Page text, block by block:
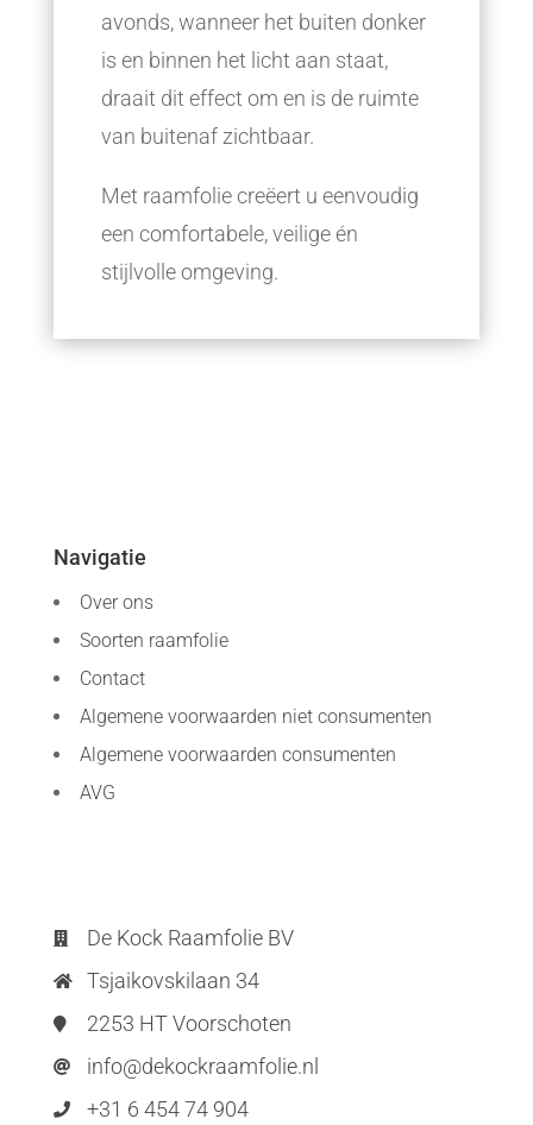
avonds, wanneer het buiten donker
is en binnen het licht aan staat,
draait dit effect om en is de ruimte
van buitenaf zichtbaar.
Met raamfolie creëert u eenvoudig
een comfortabele, veilige én
stijlvolle omgeving.
Navigatie
Over ons
Soorten raamfolie
Contact
Algemene voorwaarden niet consumenten
Algemene voorwaarden consumenten
AVG
 De Kock Raamfolie BV
 Tsjaikovskilaan 34
 2253 HT Voorschoten
 info@dekockraamfolie.nl
 +31 6 454 74 904